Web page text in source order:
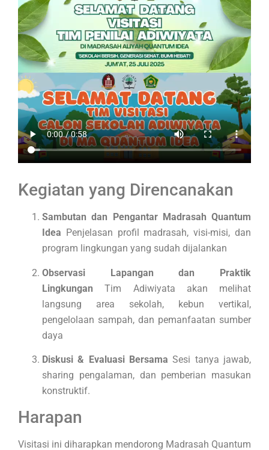
Kegiatan yang Direncanakan
Sambutan dan Pengantar Madrasah Quantum
Idea Penjelasan profil madrasah, visi-misi, dan
program lingkungan yang sudah dijalankan
Observasi Lapangan dan Praktik
Lingkungan Tim Adiwiyata akan melihat
langsung area sekolah, kebun vertikal,
pengelolaan sampah, dan pemanfaatan sumber
daya
Diskusi & Evaluasi Bersama Sesi tanya jawab,
sharing pengalaman, dan pemberian masukan
konstruktif.
Harapan
Visitasi ini diharapkan mendorong Madrasah Quantum